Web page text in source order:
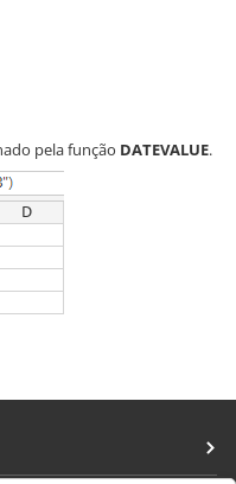
pela função DATEVALUE.